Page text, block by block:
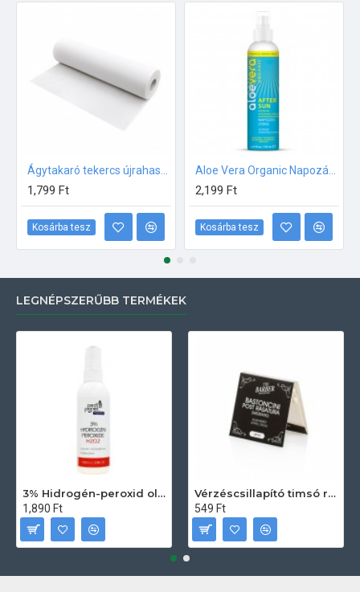
1,799 Ft
Kosárba tesz
2,199 Ft
Kosárba tesz
LEGNÉPSZERŰBB TERMÉKEK
3% Hidrogén-peroxid oldat (sebfertőtlenítő) 100ml
1,890 Ft
Vérzéscsillapító timsó rúd 20db
549 Ft